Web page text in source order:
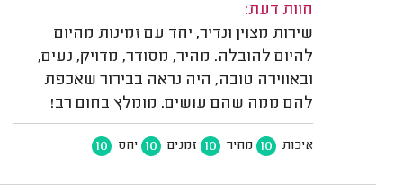
חוות דעת:
שירות מצוין ונדיר, יחד עם זמינות מהיום
להיום להובלה. מהיר, מסודר, מדויק, נעים,
ובאווירה טובה, היה נראה בבירור שאכפת
להם ממה שהם עושים. מומלץ בחום רב!
איכות 10 מחיר 10 זמנים 10 יחס 10